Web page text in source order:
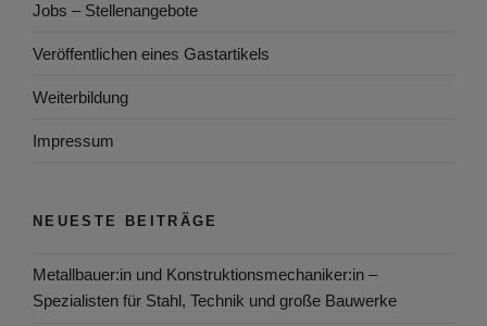
Jobs – Stellenangebote
Veröffentlichen eines Gastartikels
Weiterbildung
Impressum
NEUESTE BEITRÄGE
Metallbauer:in und Konstruktionsmechaniker:in –
Spezialisten für Stahl, Technik und große Bauwerke